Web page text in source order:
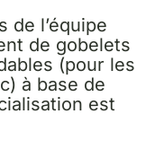
de l’équipe
de gobelets
(pour les
à base de
est